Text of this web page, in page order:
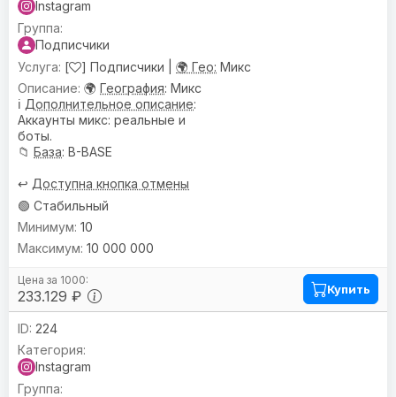
Instagram
Подписчики
[
] Подписчики | 🌍 Гео: Микс
🌍 География: Микс
ℹ️ Дополнительное описание:
Аккаунты микс: реальные и
боты.
📁 База: B-BASE
↩️ Доступна кнопка отмены
🟢 Стабильный
233.129 ₽
10
10 000 000
Купить
224
Instagram